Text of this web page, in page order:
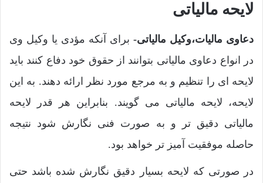
لایحه مالیاتی
دعاوی مالیات،وکیل مالیاتی- برای آنکه مؤدی یا وکیل وی
در انواع دعاوی مالیاتی بتوانند از حقوق خود دفاع کنند باید
لایحه ای را تنظیم و به مرجع مورد نظر ارائه دهند. به این
لایحه، لایحه مالیاتی می گویند. بنابراین هر قدر لایحه
مالیاتی دقیق تر و به صورت فنی نگارش شود نتیجه
حاصله موفقیت آمیز تر خواهد بود.
در صورتی که لایحه بسیار دقیق نگارش شده باشد حتی